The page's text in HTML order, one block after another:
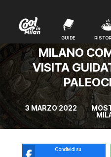
GUIDE
GUIDE
MILANO
VISITA
3 MARZO 2022
Condividi su